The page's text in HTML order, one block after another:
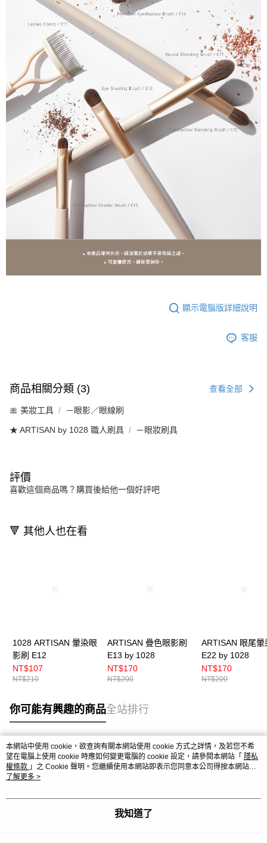
顯示電腦版詳細說明
客服
商品相關分類 (3) 查看全部
🎀 美妝工具 －眼影／眼線刷
★ ARTISAN by 1028 職人刷具 －眼妝刷具
評價
喜歡這個商品嗎？購買後給他一個好評吧
🔻 其他人也在看
1028 ARTISAN 暈染眼
影刷 E12
NT$107
NT$210
ARTISAN 疊色眼影刷
E13 by 1028
NT$170
NT$200
ARTISAN 眼尾暈
E22 by 1028
NT$170
NT$200
你可能有興趣的商品全站排行
熱門標籤
本網站中使用 cookie，欲查詢有關本網站使用 cookie 方式之詳情，及若您不希
望在電腦上使用 cookie 時應如何變更電腦的 cookie 設定，請參閱本網站「 隱私
權條款 」之 Cookie 聲明。您繼續使用本網站即表示您同意本公司得按本網站使
用條款之 Cookie 聲明使用 cookie。
了解更多 >
我知道了